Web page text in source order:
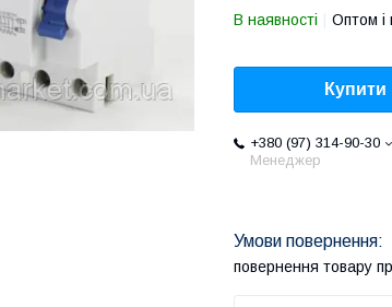
В наявності Оптом і
Купити
+380 (97) 314-90-30
Менеджер
повернення товару